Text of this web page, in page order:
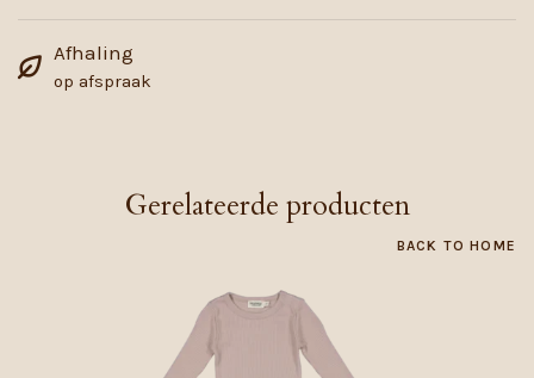
Afhaling
op afspraak
Gerelateerde producten
BACK TO HOME